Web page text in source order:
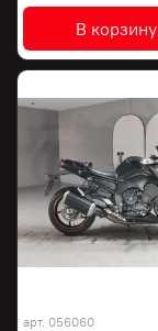
В корзину
арт. 056060